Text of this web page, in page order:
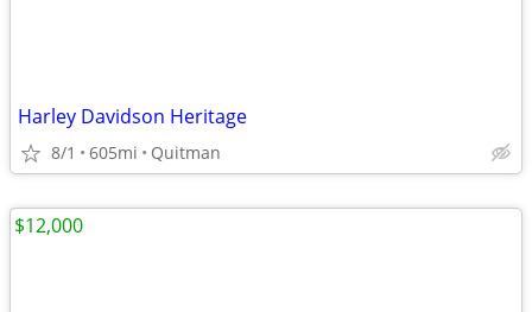
Harley Davidson Heritage
8/1 605mi Quitman
$12,000